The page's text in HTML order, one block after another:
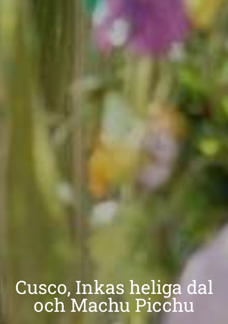
Cusco, Inkas heliga dal
och Machu Picchu